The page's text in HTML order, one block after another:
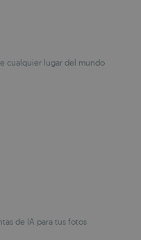
cualquier lugar del mundo
de IA para tus fotos